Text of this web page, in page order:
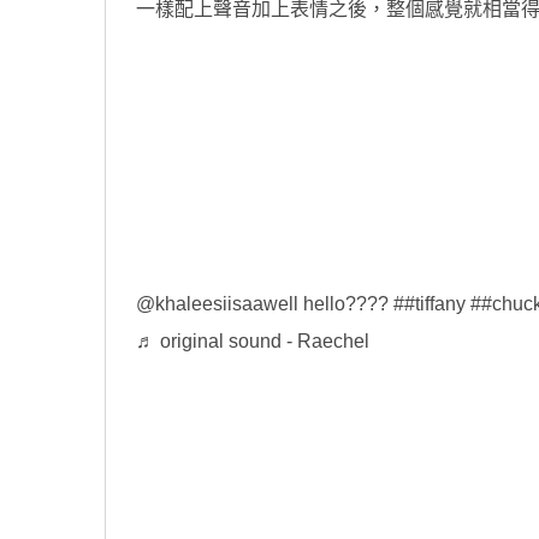
一樣配上聲音加上表情之後，整個感覺就相當
@khaleesiisaawell hello???? ##tiffany
♬ original sound - Raechel